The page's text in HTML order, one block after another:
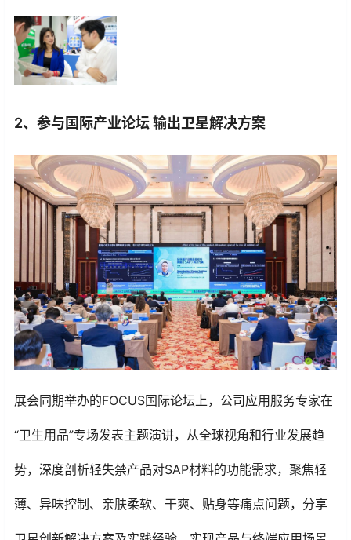
2、 参与国际产业论坛 输出卫星解决方案
展会同期举办的FOCUS国际论坛上，公司应用服务专家在
“卫生用品”专场发表主题演讲，从全球视角和行业发展趋
势，深度剖析轻失禁产品对SAP材料的功能需求，聚焦轻
薄、异味控制、亲肤柔软、干爽、贴身等痛点问题，分享